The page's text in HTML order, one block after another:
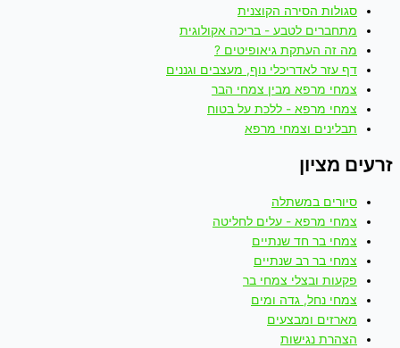
סגולות הסירה הקוצנית
מתחברים לטבע - בריכה אקולוגית
מה זה העתקת גיאופיטים ?
דף עזר לאדריכלי נוף, מעצבים וגננים
צמחי מרפא מבין צמחי הבר
צמחי מרפא - ללכת על בטוח
תבלינים וצמחי מרפא
זרעים מציון
סיורים במשתלה
צמחי מרפא - עלים לחליטה
צמחי בר חד שנתיים
צמחי בר רב שנתיים
פקעות ובצלי צמחי בר
צמחי נחל, גדה ומים
מארזים ומבצעים
הצהרת נגישות